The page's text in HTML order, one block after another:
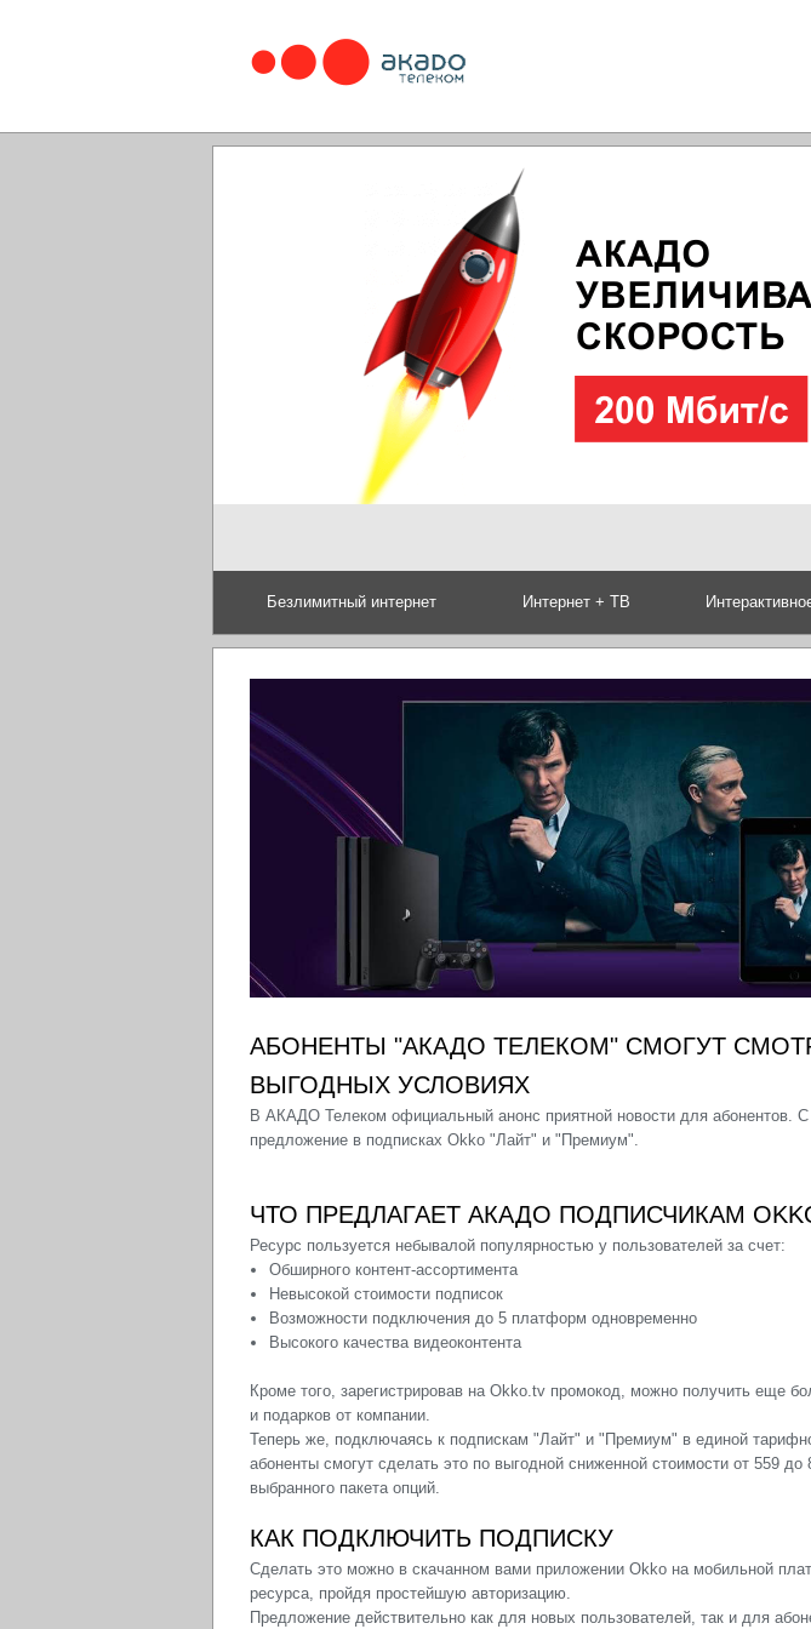
Безлимитный интернет Интернет + ТВ
АБОНЕНТЫ "АКАДО ТЕЛЕКОМ" СМОГУТ
ВЫГОДНЫХ УСЛОВИЯХ
В АКАДО Телеком официальный анонс приятной новости для абонентов.
предложение в подписках Okko "Лайт" и "Премиум".
ЧТО ПРЕДЛАГАЕТ АКАДО ПОДПИСЧИКАМ
Ресурс пользуется небывалой популярностью у пользователей за счет:
Обширного контент-ассортимента
Невысокой стоимости подписок
Возможности подключения до 5 платформ одновременно
Высокого качества видеоконтента
Кроме того, зарегистрировав на Okko.tv промокод, можно получить еще
и подарков от компании.
Теперь же, подключаясь к подпискам "Лайт" и "Премиум" в единой
абоненты смогут сделать это по выгодной сниженной стоимости от 559 до
выбранного пакета опций.
КАК ПОДКЛЮЧИТЬ ПОДПИСКУ
Сделать это можно в скачанном вами приложении Okko на мобильной
ресурса, пройдя простейшую авторизацию.
Предложение действительно как для новых пользователей, так и для